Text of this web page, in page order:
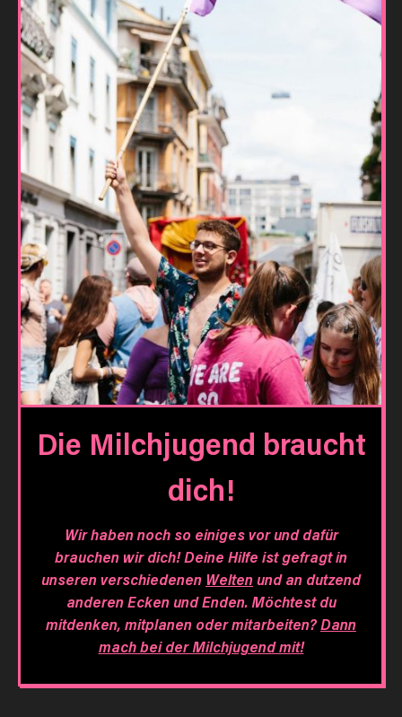
Die Milchjugend braucht
dich!
Wir haben noch so einiges vor und dafür
brauchen wir dich! Deine Hilfe ist gefragt in
unseren verschiedenen Weltenund an dutzend
anderen Ecken und Enden. Möchtest du
mitdenken, mitplanen oder mitarbeiten?Dann
mach bei der Milchjugend mit!